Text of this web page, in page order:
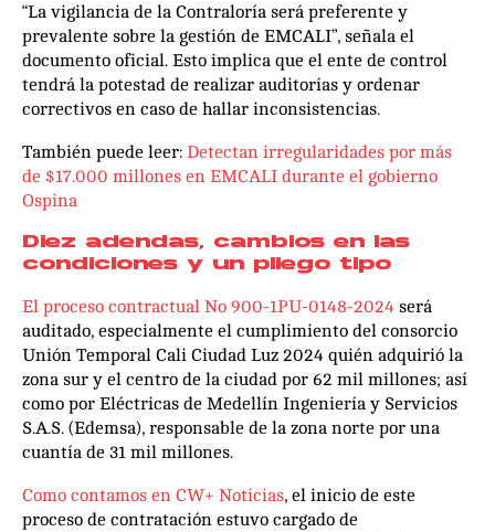
“La vigilancia de la Contraloría será preferente y
prevalente sobre la gestión de EMCALI”, señala el
documento oficial. Esto implica que el ente de control
tendrá la potestad de realizar auditorías y ordenar
correctivos en caso de hallar inconsistencias.
También puede leer: Detectan irregularidades por más
de $17.000 millones en EMCALI durante el gobierno
Ospina
Diez adendas, cambios en las
condiciones y un pliego tipo
El proceso contractual No 900-1PU-0148-2024 será
auditado, especialmente el cumplimiento del consorcio
Unión Temporal Cali Ciudad Luz 2024 quién adquirió la
zona sur y el centro de la ciudad por 62 mil millones; así
como por Eléctricas de Medellín Ingeniería y Servicios
S.A.S. (Edemsa), responsable de la zona norte por una
cuantía de 31 mil millones.
Como contamos en CW+ Noticias, el inicio de este
proceso de contratación estuvo cargado de